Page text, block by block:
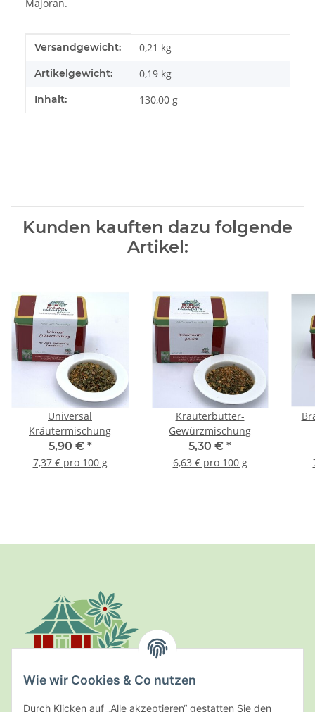
Wie wir Cookies & Co nutzen
Durch Klicken auf „Alle akzeptieren“ gestatten Sie den
Majoran.
Produkteigenschaft
Wert
Versandgewicht: 0,21 kg
Artikelgewicht: 0,19 kg
Inhalt: 130,00 g
Kunden kauften dazu folgende
Artikel:
Universal
Kräutermischung
5,90 € *
7,37 € pro 100 g
Kräuterbutter-
Gewürzmischung
5,30 € *
6,63 € pro 100 g